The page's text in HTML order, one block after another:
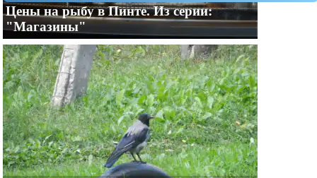
Цены на рыбу в Пинте. Из серии:
"Магазины"